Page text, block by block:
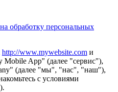
обработку персональных
http://www.mywebsite.com и
App" (далее "сервис"),
(далее "мы", "нас", "наш"),
с условиями